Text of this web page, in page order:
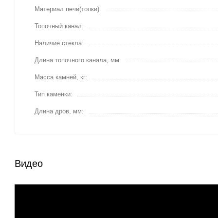
Материал печи(топки)
Топочный канал
Наличие стекла
Длина топочного канала, мм
Масса камней, кг
Тип каменки
Длина дров, мм
Видео